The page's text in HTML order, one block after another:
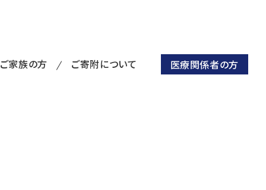
家族の方 ご寄附について 医療関係者の方